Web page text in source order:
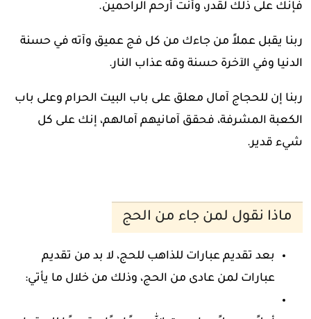
فإنك على ذلك لقدر، وأنت أرحم الراحمين.
ربنا يقبل عملاً من جاءك من كل فج عميق وآته في حسنة
الدنيا وفي الآخرة حسنة وقه عذاب النار.
ربنا إن للحجاج آمال معلق على باب البيت الحرام وعلى باب
الكعبة المشرفة، فحقق آمانيهم آمالهم، إنك على كل
شيء قدير.
ماذا نقول لمن جاء من الحج
بعد تقديم عبارات للذاهب للحج، لا بد من تقديم
عبارات لمن عادى من الحج، وذلك من خلال ما يأتي: